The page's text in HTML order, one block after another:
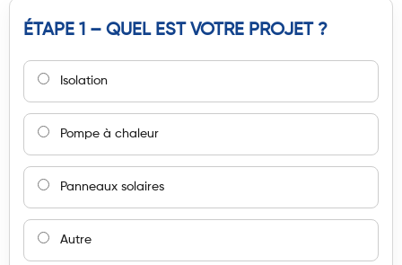
ÉTAPE 1 – QUEL EST VOTRE PROJET ?
Isolation
Pompe à chaleur
Panneaux solaires
Autre